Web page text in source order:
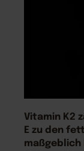
Vitamin K2
E zu den
maßgeblich